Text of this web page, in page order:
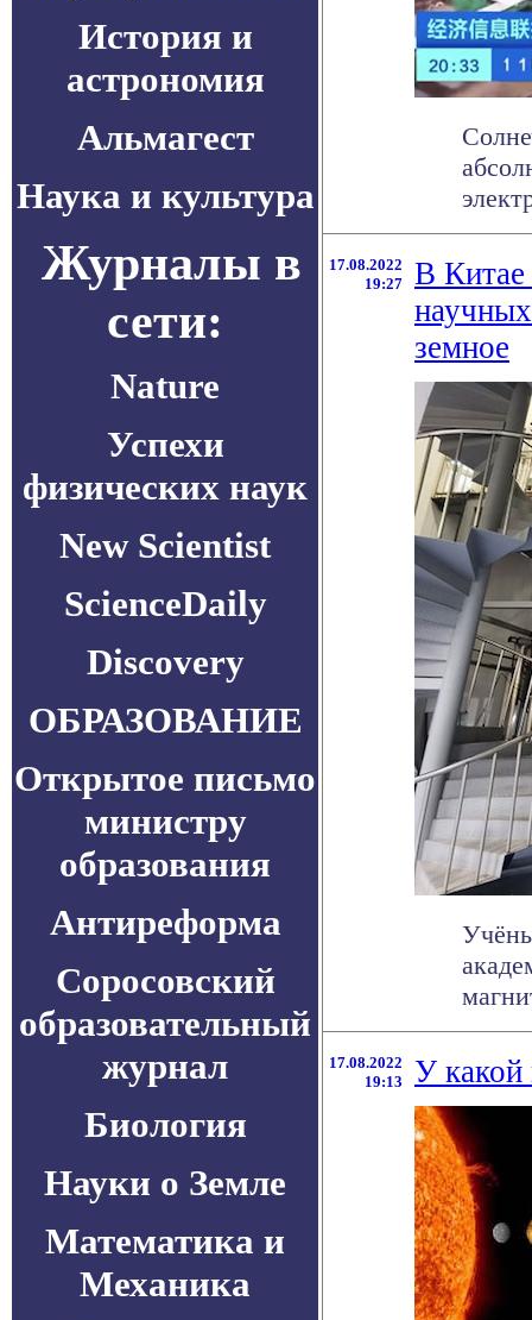
История и
астрономия
Альмагест
Наука и культура
Журналы в
сети:
Nature
Успехи
физических наук
New Scientist
ScienceDaily
Discovery
ОБРАЗОВАНИЕ
Открытое письмо
министру
образования
Антиреформа
Соросовский
образовательный
журнал
Биология
Науки о Земле
Математика и
Механика
17.08.2022
19:27
В Китае
земное
17.08.2022
19:13
У какой